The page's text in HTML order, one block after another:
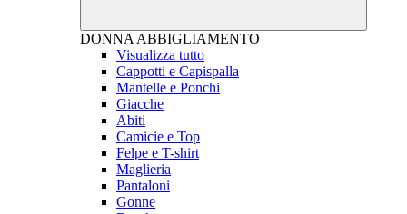
DONNA ABBIGLIAMENTO
Visualizza tutto
Cappotti e Capispalla
Mantelle e Ponchi
Giacche
Abiti
Camicie e Top
Felpe e T-shirt
Maglieria
Pantaloni
Gonne